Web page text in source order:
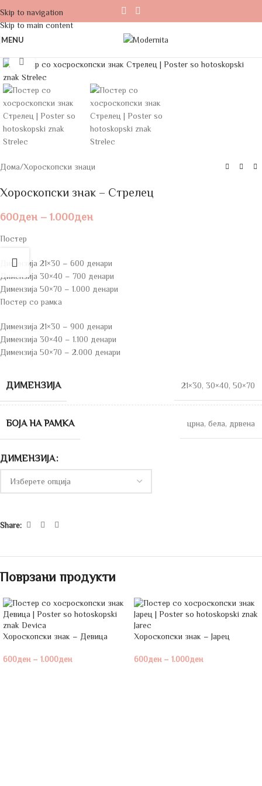
Skip to navigation
Skip to main content
MENU
Click to enlarge
Дома/Хороскопски знаци
Хороскопски знак – Стрелец
600ден– 1.000ден
Постер
Димензија 21×30 – 600 денари
Димензија 30×40 – 700 денари
Димензија 50×70 – 1.000 денари
Постер со рамка
Димензија 21×30 – 900 денари
Димензија 30×40 – 1.100 денари
Димензија 50×70 – 2.000 денари
ДИМЕНЗИЈА 21×30, 30×40, 50×70
БОЈА НА РАМКА црна, бела, дрвена
ДИМЕНЗИЈА
Share:
Поврзани продукти
Хороскопски знак – Девица
600ден – 1.000ден
Хороскопски знак – Јарец
600ден – 1.000ден